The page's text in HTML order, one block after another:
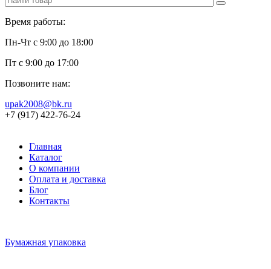
Время работы:
Пн-Чт с 9:00 до 18:00
Пт с 9:00 до 17:00
Позвоните нам:
upak2008@bk.ru
+7 (917) 422-76-24
Главная
Каталог
О компании
Оплата и доставка
Блог
Контакты
Бумажная упаковка